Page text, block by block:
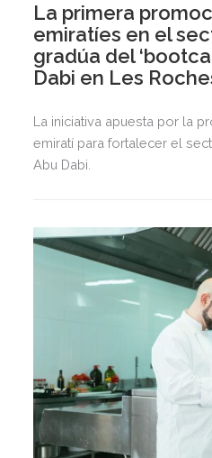
La primera
emiratíes en el
gradúa del
Dabi en Les
La iniciativa apuesta por la
emiratí para fortalecer el
Abu Dabi.